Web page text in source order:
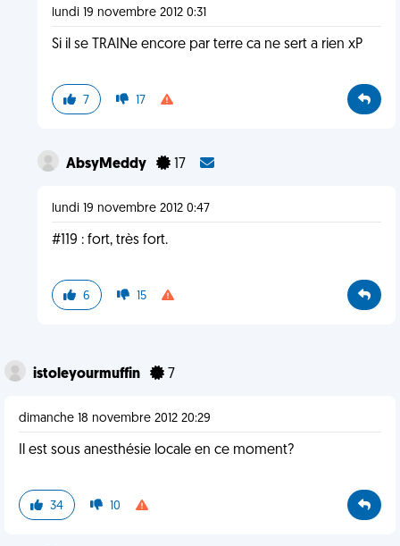
lundi 19 novembre 2012 0:31
Si il se TRAINe encore par terre ca ne sert a rien xP
7 17
AbsyMeddy 17
lundi 19 novembre 2012 0:47
#119 : fort, très fort.
6 15
istoleyourmuffin 7
dimanche 18 novembre 2012 20:29
Il est sous anesthésie locale en ce moment?
34 10